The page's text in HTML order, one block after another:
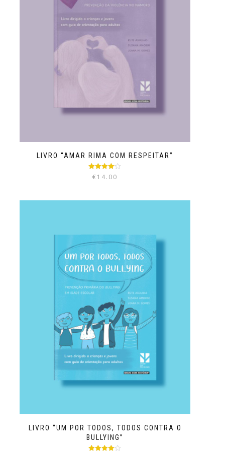
LIVRO “AMAR RIMA COM RESPEITAR”
Avaliação
4.00
de 5
€14.00
LIVRO “UM POR TODOS, TODOS CONTRA O
BULLYING”